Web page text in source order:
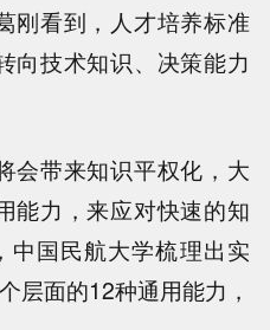
刚看到，人才培养标准
向技术知识、决策能力
会带来知识平权化，大
能力，来应对快速的知
国民航大学梳理出实
层面的12种通用能力，